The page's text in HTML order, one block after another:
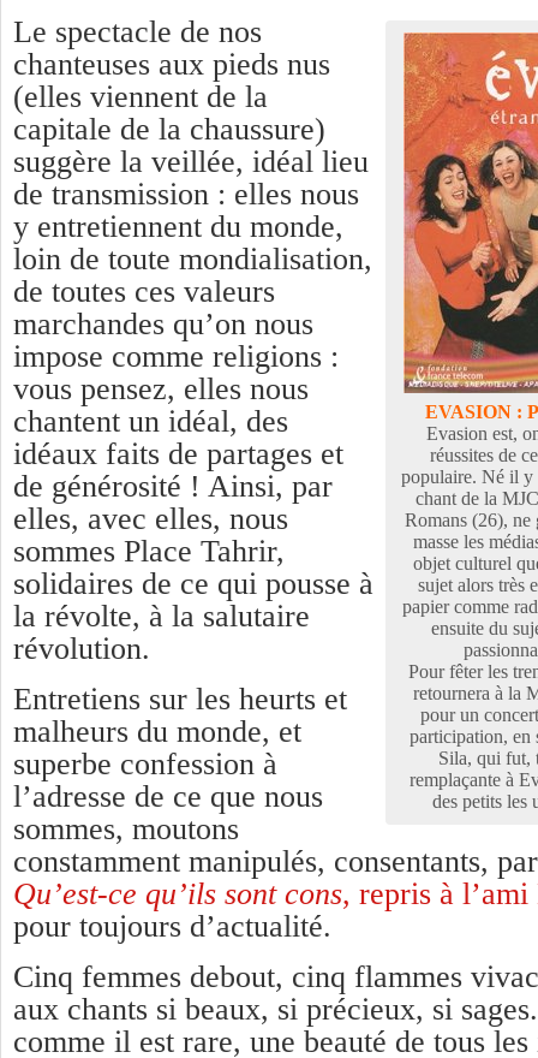
EVASION :
Evasion est,
réussites de
populaire. Né il y
chant de la
Romans (26), ne
masse les
objet culturel
sujet alors très
papier comme
ensuite du
Pour fêter les
retournera à la
pour un
participation, en
Sila, qui fut,
remplaçante à
des petits les
Le spectacle de nos
chanteuses aux pieds nus
(elles viennent de la
capitale de la chaussure)
suggère la veillée, idéal lieu
de transmission : elles nous
y entretiennent du monde,
loin de toute mondialisation,
de toutes ces valeurs
marchandes qu’on nous
impose comme religions :
vous pensez, elles nous
chantent un idéal, des
idéaux faits de partages et
de générosité ! Ainsi, par
elles, avec elles, nous
sommes Place Tahrir,
solidaires de ce qui pousse à
la révolte, à la salutaire
révolution.
Entretiens sur les heurts et
malheurs du monde, et
superbe confession à
l’adresse de ce que nous
sommes, moutons
constamment manipulés, consentants,
Qu’est-ce qu’ils sont cons, repris à
pour toujours d’actualité.
Cinq femmes debout, cinq flammes
aux chants si beaux, si précieux, si
comme il est rare, une beauté de tous